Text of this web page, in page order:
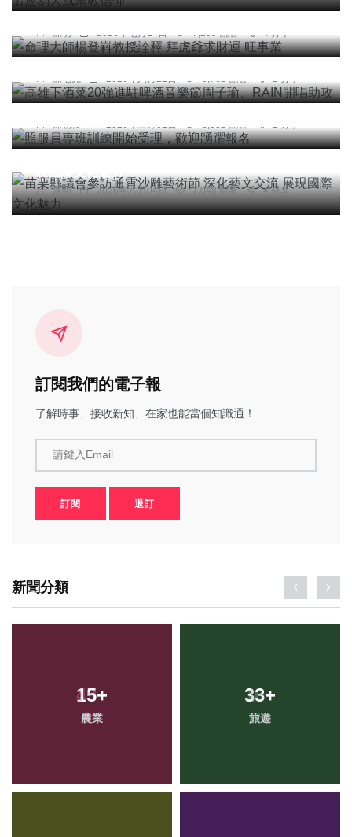
命理大師楊登嵙教授詮釋 拜虎爺求財運 旺事業
陳明 2026年七月14日 7,259 觀看 4 分享
綜合新聞
高雄下酒菜20強進駐啤酒音樂節周子瑜、RAIN開
唱助攻
陳信銘 2026年六月22日 6,762 觀看 2 分享
社會 健康
照服員專班訓練開始受理，歡迎踴躍報名
陳朝枝 2026年三月02日 8,332 觀看 2 分享
綜合新聞 旅遊
苗栗縣議會參訪通霄沙雕藝術節 深化藝文交流 展
陳明 2026年八月04日 7,048 觀看 4 分享
訂閱我們的電子報
了解時事、接收新知、在家也能當個知識通！
請鍵入Email
訂閱 退訂
新聞分類
15+
農業
33+
旅遊